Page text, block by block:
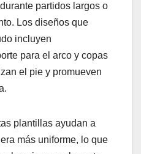
partidos largos o
Los diseños que
incluyen
para el arco y copas
el pie y promueven
plantillas ayudan a
más uniforme, lo que